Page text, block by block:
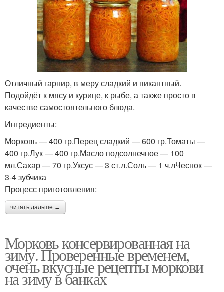
Отличный гарнир, в меру сладкий и пикантный.
Подойдёт к мясу и курице, к рыбе, а также просто в
качестве самостоятельного блюда.
Ингредиенты:
Морковь — 400 гр.Перец сладкий — 600 гр.Томаты —
400 гр.Лук — 400 гр.Масло подсолнечное — 100
мл.Сахар — 70 гр.Уксус — 3 ст.л.Соль — 1 ч.лЧеснок —
3-4 зубчика
Процесс приготовления:
читать дальше →
Морковь консервированная на
зиму. Проверенные временем,
очень вкусные рецепты моркови
на зиму в банках